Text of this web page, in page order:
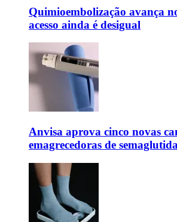
Quimioembolização avança
acesso ainda é desigual
Anvisa aprova cinco novas
emagrecedoras de semaglutida